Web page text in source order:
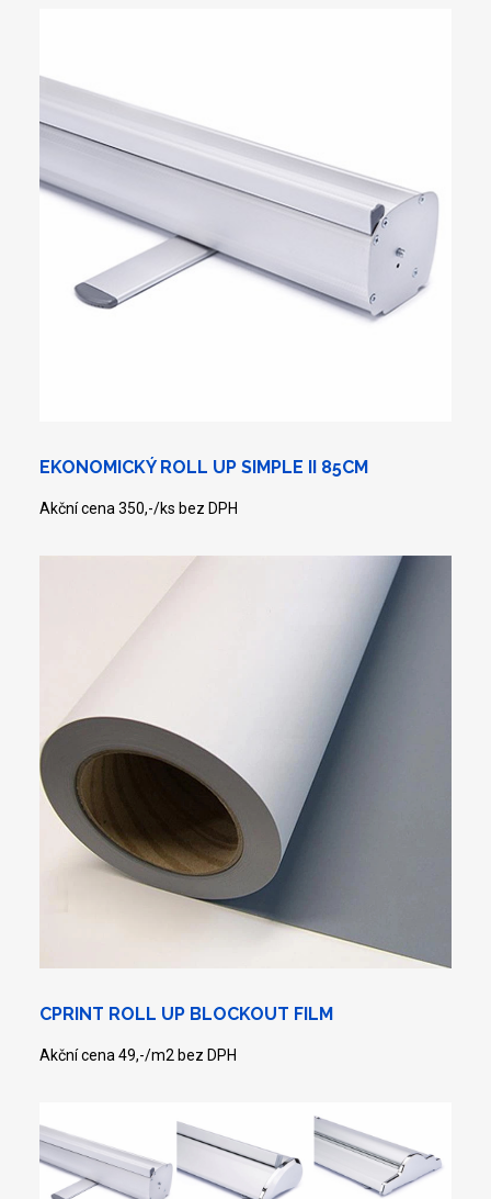
EKONOMICKÝ ROLL UP SIMPLE II 85CM
Akční cena 350,-/ks bez DPH
CPRINT ROLL UP BLOCKOUT FILM
Akční cena 49,-/m2 bez DPH